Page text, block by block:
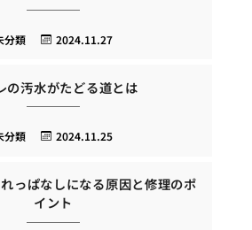
2024.11.27
分類
の汚水がたどる道とは
2024.11.25
分類
っぱなしになる原因と修理のポ
イント